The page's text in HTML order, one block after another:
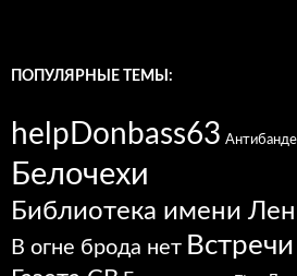
ПОПУЛЯРНЫЕ ТЕМЫ:
helpDonbass63
Белочехи
Библиотека имени
В огне брода нет